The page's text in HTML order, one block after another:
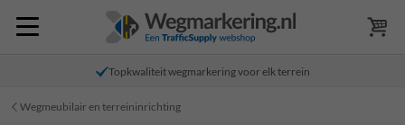
Topkwaliteit wegmarkering voor elk terrein
Wegmeubilair en terreininrichting